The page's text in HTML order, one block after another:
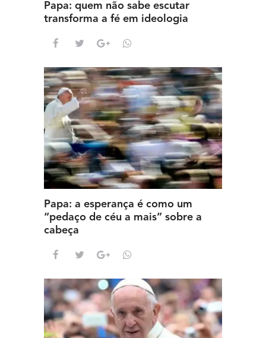
Papa: quem não sabe escutar
transforma a fé em ideologia
Papa: a esperança é como um
“pedaço de céu a mais” sobre a
cabeça